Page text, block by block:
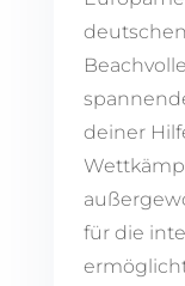
deiner
für die